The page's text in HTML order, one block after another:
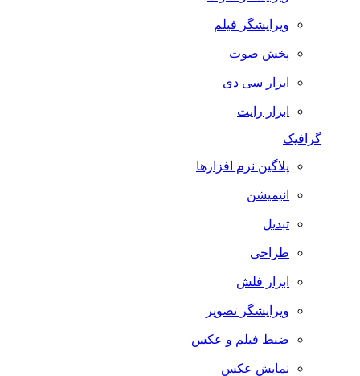
ویرایشگر فیلم
پخش صوت
ابزار سی دی
ابزار رایت
گرافیک
پلاگین نرم افزارها
انیمیشن
تبدیل
طراحی
ابزار فلش
ویرایشگر تصویر
ضبط فيلم و عكس
نمایش عکس